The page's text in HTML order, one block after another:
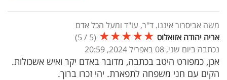
משה אביסרור איננו. ד"ר, עו"ד ומעל הכל אדם
אריה יהודה אזואלוס ★
★
★
★
★
(
5
/
5
)
נכתבה ביום שני, 08 באפריל 2024, 20:59
אכן, כמפורט היטב בכתבה, מדובר באדם יקר ואיש אשכולות.
הקים עם חני משפחה לתפארת. יהי זכרו ברוך.